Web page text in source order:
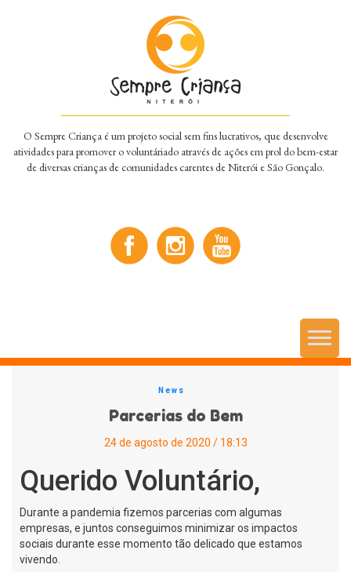
O Sempre Criança é um projeto social sem fins lucrativos, que desenvolve
atividades para promover o voluntáriado através de ações em prol do bem-estar
de diversas crianças de comunidades carentes de Niterói e São Gonçalo.
Menu
News
Parcerias do Bem
24 de agosto de 2020 / 18:13
Querido Voluntário,
Durante a pandemia fizemos parcerias com algumas
empresas, e juntos conseguimos minimizar os impactos
sociais durante esse momento tão delicado que estamos
vivendo.